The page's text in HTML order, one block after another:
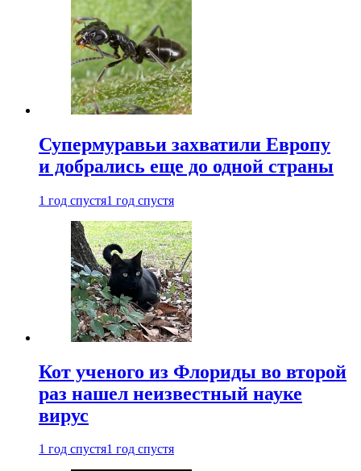
Супермуравьи захватили Европу
и добрались еще до одной страны
1 год спустя1 год спустя
Кот ученого из Флориды во второй
раз нашел неизвестный науке
вирус
1 год спустя1 год спустя